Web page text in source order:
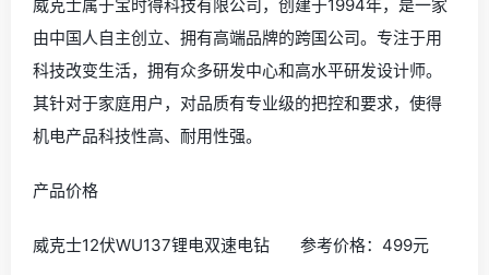
戈麦斯多功能手电钻 参考价格：113元/件
戈麦斯12V锂电双速充电钻 参考价格：89元/件
4、威克士
品牌介绍
威克士属于宝时得科技有限公司，创建于1994年，是一家